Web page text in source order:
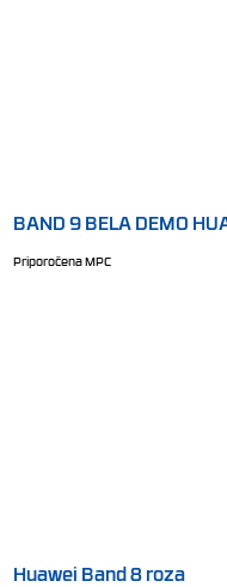
BAND 9 BELA DEMO
Priporočena MPC
Huawei Band 8 roza